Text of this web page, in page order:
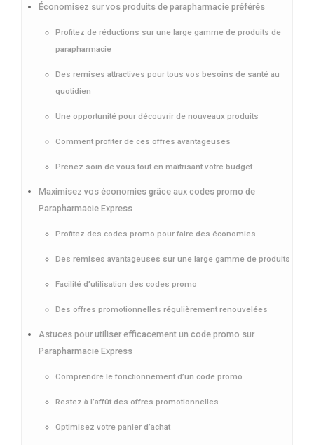
Économisez sur vos produits de parapharmacie préférés
Profitez de réductions sur une large gamme de produits de
parapharmacie
Des remises attractives pour tous vos besoins de santé au
quotidien
Une opportunité pour découvrir de nouveaux produits
Comment profiter de ces offres avantageuses
Prenez soin de vous tout en maîtrisant votre budget
Maximisez vos économies grâce aux codes promo de
Parapharmacie Express
Profitez des codes promo pour faire des économies
Des remises avantageuses sur une large gamme de produits
Facilité d’utilisation des codes promo
Des offres promotionnelles régulièrement renouvelées
Astuces pour utiliser efficacement un code promo sur
Parapharmacie Express
Comprendre le fonctionnement d’un code promo
Restez à l’affût des offres promotionnelles
Optimisez votre panier d’achat